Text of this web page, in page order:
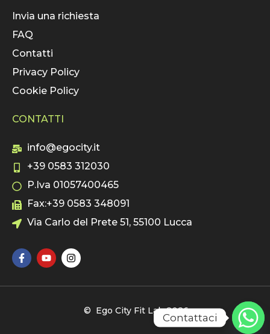
Invia una richiesta
FAQ
Contatti
Privacy Policy
Cookie Policy
CONTATTI
info@egocity.it
+39 0583 312030
P.Iva 01057400465
Fax:+39 0583 348091
Via Carlo del Prete 51, 55100 Lucca
© Ego City Fit Lab 2026
Contattaci